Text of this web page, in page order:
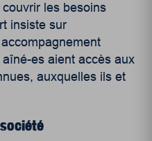
les besoins
insiste sur
accompagnement
es aient accès aux
auxquelles ils et